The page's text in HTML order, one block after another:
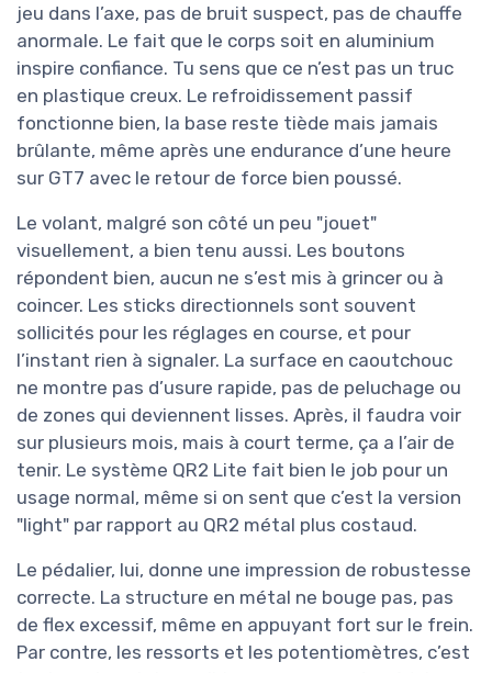
jeu dans l’axe, pas de bruit suspect, pas de chauffe
anormale. Le fait que le corps soit en aluminium
inspire confiance. Tu sens que ce n’est pas un truc
en plastique creux. Le refroidissement passif
fonctionne bien, la base reste tiède mais jamais
brûlante, même après une endurance d’une heure
sur GT7 avec le retour de force bien poussé.
Le volant, malgré son côté un peu "jouet"
visuellement, a bien tenu aussi. Les boutons
répondent bien, aucun ne s’est mis à grincer ou à
coincer. Les sticks directionnels sont souvent
sollicités pour les réglages en course, et pour
l’instant rien à signaler. La surface en caoutchouc
ne montre pas d’usure rapide, pas de peluchage ou
de zones qui deviennent lisses. Après, il faudra voir
sur plusieurs mois, mais à court terme, ça a l’air de
tenir. Le système QR2 Lite fait bien le job pour un
usage normal, même si on sent que c’est la version
"light" par rapport au QR2 métal plus costaud.
Le pédalier, lui, donne une impression de robustesse
correcte. La structure en métal ne bouge pas, pas
de flex excessif, même en appuyant fort sur le frein.
Par contre, les ressorts et les potentiomètres, c’est